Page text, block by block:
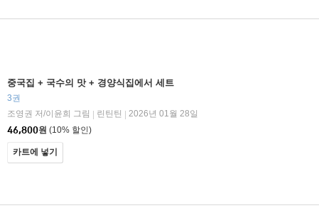
중국집 + 국수의 맛 + 경양식집에서 세트
3권
조영권 저/이윤희 그림
린틴틴
2026년 01월 28일
46,800원 (10% 할인)
카트에 넣기